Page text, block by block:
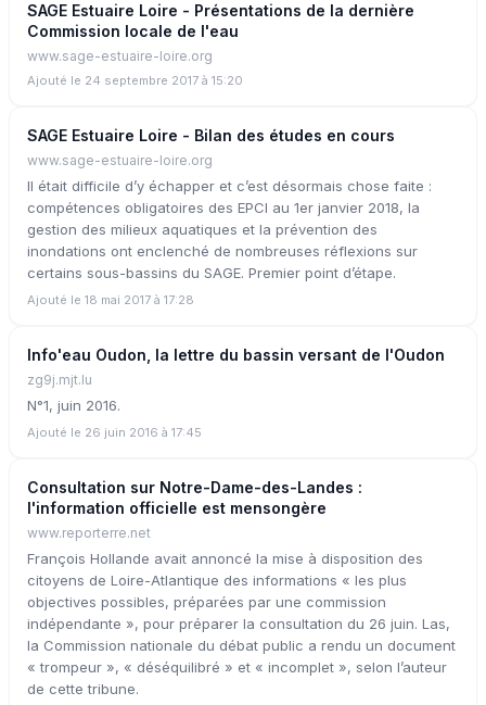
SAGE Estuaire Loire - Présentations de la dernière
Commission locale de l'eau
www.sage-estuaire-loire.org
Ajouté le 24 septembre 2017 à 15:20
SAGE Estuaire Loire - Bilan des études en cours
www.sage-estuaire-loire.org
Il était difficile d’y échapper et c’est désormais chose faite :
compétences obligatoires des EPCI au 1er janvier 2018, la
gestion des milieux aquatiques et la prévention des
inondations ont enclenché de nombreuses réflexions sur
certains sous-bassins du SAGE. Premier point d’étape.
Ajouté le 18 mai 2017 à 17:28
Info'eau Oudon, la lettre du bassin versant de l'Oudon
zg9j.mjt.lu
N°1, juin 2016.
Ajouté le 26 juin 2016 à 17:45
Consultation sur Notre-Dame-des-Landes :
l'information officielle est mensongère
www.reporterre.net
François Hollande avait annoncé la mise à disposition des
citoyens de Loire-Atlantique des informations « les plus
objectives possibles, préparées par une commission
indépendante », pour préparer la consultation du 26 juin. Las,
la Commission nationale du débat public a rendu un document
« trompeur », « déséquilibré » et « incomplet », selon l’auteur
de cette tribune.